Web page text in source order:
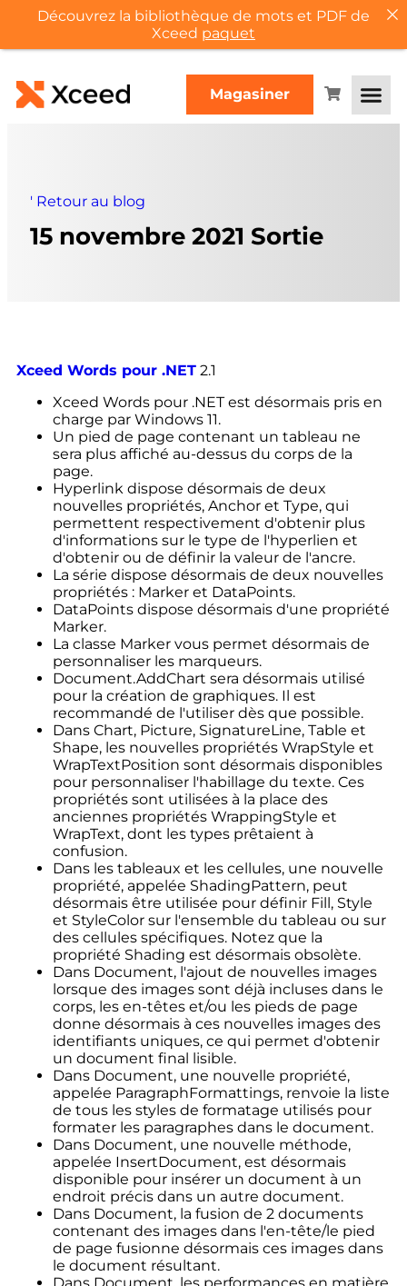
Magasiner
' Retour au blog
15 novembre 2021 Sortie
Xceed Words pour .NET 2.1
Xceed Words pour .NET est désormais pris en
charge par Windows 11.
Un pied de page contenant un tableau ne
sera plus affiché au-dessus du corps de la
page.
Hyperlink dispose désormais de deux
nouvelles propriétés, Anchor et Type, qui
permettent respectivement d'obtenir plus
d'informations sur le type de l'hyperlien et
d'obtenir ou de définir la valeur de l'ancre.
La série dispose désormais de deux nouvelles
propriétés : Marker et DataPoints.
DataPoints dispose désormais d'une propriété
Marker.
La classe Marker vous permet désormais de
personnaliser les marqueurs.
Document.AddChart sera désormais utilisé
pour la création de graphiques. Il est
recommandé de l'utiliser dès que possible.
Dans Chart, Picture, SignatureLine, Table et
Shape, les nouvelles propriétés WrapStyle et
WrapTextPosition sont désormais disponibles
pour personnaliser l'habillage du texte. Ces
propriétés sont utilisées à la place des
anciennes propriétés WrappingStyle et
WrapText, dont les types prêtaient à
confusion.
Dans les tableaux et les cellules, une nouvelle
propriété, appelée ShadingPattern, peut
désormais être utilisée pour définir Fill, Style
et StyleColor sur l'ensemble du tableau ou sur
des cellules spécifiques. Notez que la
propriété Shading est désormais obsolète.
Dans Document, l'ajout de nouvelles images
lorsque des images sont déjà incluses dans le
corps, les en-têtes et/ou les pieds de page
donne désormais à ces nouvelles images des
identifiants uniques, ce qui permet d'obtenir
un document final lisible.
Dans Document, une nouvelle propriété,
appelée ParagraphFormattings, renvoie la liste
de tous les styles de formatage utilisés pour
formater les paragraphes dans le document.
Dans Document, une nouvelle méthode,
appelée InsertDocument, est désormais
disponible pour insérer un document à un
endroit précis dans un autre document.
Dans Document, la fusion de 2 documents
contenant des images dans l'en-tête/le pied
de page fusionne désormais ces images dans
le document résultant.
Découvrez la bibliothèque de mots et PDF de
Xceed paquet